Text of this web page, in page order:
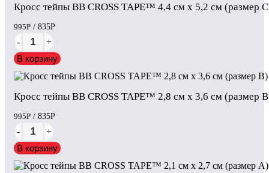
Кросс тейпы BB CROSS TAPE™ 4,4 см x 5,2 см (размер
995Р / 835Р
-
+
В корзину
Кросс тейпы BB CROSS TAPE™ 2,8 см x 3,6 см (размер
995Р / 835Р
-
+
В корзину